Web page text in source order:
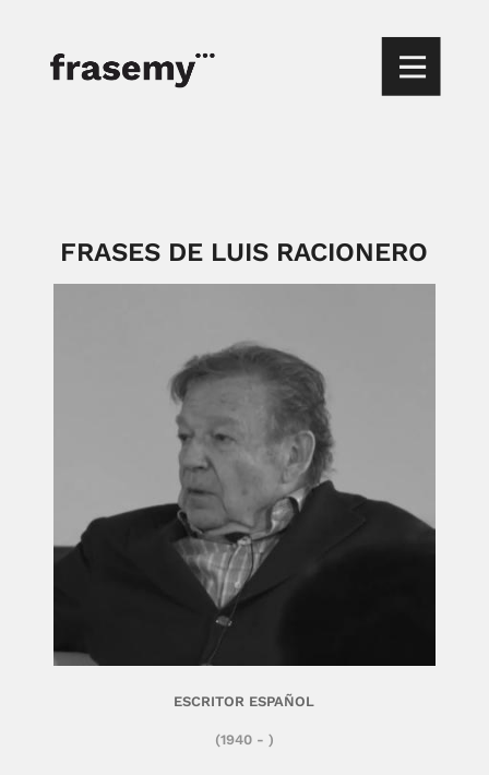
FRASES DE LUIS RACIONERO
(1940 - )
ESCRITOR ESPAÑOL